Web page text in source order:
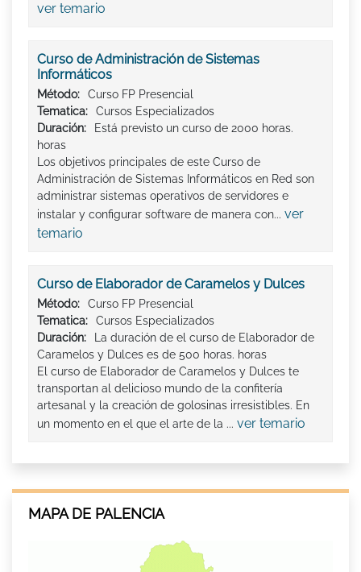
ver temario
Curso de Administración de Sistemas
Informáticos
Método:
Curso FP Presencial
Tematica:
Cursos Especializados
Duración:
Está previsto un curso de 2000 horas.
horas
Los objetivos principales de este Curso de
Administración de Sistemas Informáticos en Red son
administrar sistemas operativos de servidores e
instalar y configurar software de manera con... ver
temario
Curso de Elaborador de Caramelos y Dulces
Método:
Curso FP Presencial
Tematica:
Cursos Especializados
Duración:
La duración de el curso de Elaborador de
Caramelos y Dulces es de 500 horas. horas
El curso de Elaborador de Caramelos y Dulces te
transportan al delicioso mundo de la confitería
artesanal y la creación de golosinas irresistibles. En
un momento en el que el arte de la ... ver temario
MAPA DE PALENCIA